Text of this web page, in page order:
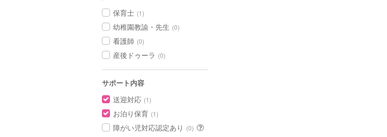
保育士 (1)
幼稚園教諭・先生 (0)
看護師 (0)
産後ドゥーラ (0)
サポート内容
送迎対応 (1)
お泊り保育 (1)
障がい児対応認定あり (0)